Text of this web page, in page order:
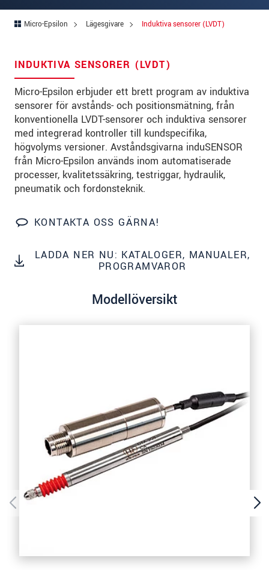
Micro-Epsilon Lägesgivare Induktiva sensorer (LVDT)
INDUKTIVA SENSORER (LVDT)
Micro-Epsilon erbjuder ett brett program av induktiva
sensorer för avstånds- och positionsmätning, från
konventionella LVDT-sensorer och induktiva sensorer
med integrerad kontroller till kundspecifika,
högvolyms versioner. Avståndsgivarna induSENSOR
från Micro-Epsilon används inom automatiserade
processer, kvalitetssäkring, testriggar, hydraulik,
pneumatik och fordonsteknik.
KONTAKTA OSS GÄRNA!
LADDA NER NU: KATALOGER, MANUALER,
PROGRAMVAROR
Modellöversikt
Gata*
Land *
Telefon *
E-post*
Meddelande*
Vi behandlar dina uppgifter konfidentiellt. Läs vår